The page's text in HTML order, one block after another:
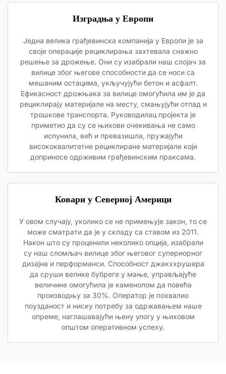
Изградња у Европи
Једна велика грађевинска компанија у Европи је за
своје операције рециклирања захтевала снажно
решење за дрожење. Они су изабрали наш слојач за
вилице због његове способности да се носи са
мешаним остацима, укључујући бетон и асфалт.
Ефикасност дрожњака за вилице омогућила им је да
рециклирају материјале на месту, смањујући отпад и
трошкове транспорта. Руководилац пројекта је
приметио да су се њихови очекивања не само
испунила, већ и превазишла, пружајући
висококвалитетне рециклиране материјале који
доприносе одрживим грађевинским праксама.
Ковари у Северној Америци
У овом случају, уколико се не примењује закон, то се
може сматрати да је у складу са ставом из 2011.
Након што су проценили неколико опција, изабрали
су наш сломљач вилице због његовог супериорног
дизајна и перформанси. Способност джакххрушера
да сруши велике бубреге у мање, управљајуће
величине омогућила је каменолом да повећа
производњу за 30%. Оператор је похвалио
поузданост и ниску потребу за одржавањем наше
опреме, наглашавајући њену улогу у њиховом
општом оперативном успеху.